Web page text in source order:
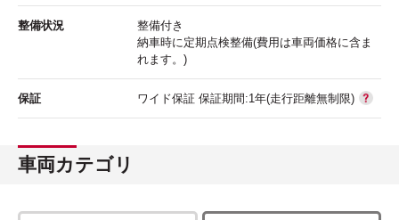
整備状況
整備付き
納車時に定期点検整備(費用は車両価格に含ま
れます。)
保証 ワイド保証 保証期間:1年(走行距離無制限)
車両カテゴリ